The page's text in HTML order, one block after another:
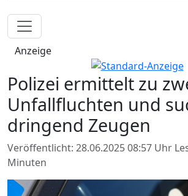
Anzeige
Polizei ermittelt zu
Unfallfluchten und
dringend Zeugen
Veröffentlicht: 28.06.2025 08:57 Uhr
Minuten